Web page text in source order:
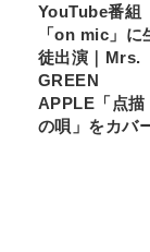
YouTube番組
「on mic」に
徒出演｜Mrs.
GREEN
APPLE「点描
の唄」をカバ